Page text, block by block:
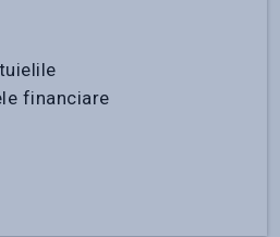
financiare